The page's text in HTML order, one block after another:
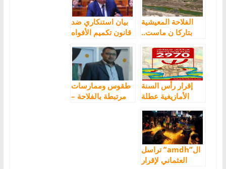
الفلاحة المعيشية
بتاركا ن ماست..
TANDAFT
بيان استنكاري ضد
قانون تكميم الأفواه
الأسود لوزير
الفلاحة
إقرار رأس السنة
الأمازيغية عطلة
مطالب الفاعلين
السياسيين
والجمعويين
طقوس وممارسات
مرتبطة بالفلاحة –
ال”amdh” تراسل
العثماني لإقرار